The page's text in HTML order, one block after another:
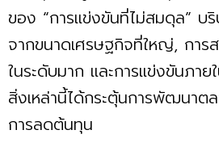
ของ “การแข่งขันที่ไม่สมดุล” บ
จากขนาดเศรษฐกิจที่ใหญ่, การ
ในระดับมาก และการแข่งขันภา
สิ่งเหล่านี้ได้กระตุ้นการพัฒนาต
การลดต้นทุน